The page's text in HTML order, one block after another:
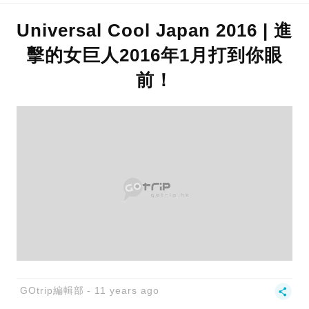
Universal Cool Japan 2016 | 進
擊的女巨人2016年1月打到你眼
前！
GOtrip編輯部 11 years ago